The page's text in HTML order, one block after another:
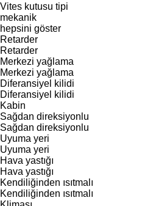
Vites kutusu tipi
mekanik
hepsini göster
Retarder
Retarder
Merkezi yağlama
Merkezi yağlama
Diferansiyel kilidi
Diferansiyel kilidi
Kabin
Sağdan direksiyonlu
Sağdan direksiyonlu
Uyuma yeri
Uyuma yeri
Hava yastığı
Hava yastığı
Kendiliğinden ısıtmalı
Kendiliğinden ısıtmalı